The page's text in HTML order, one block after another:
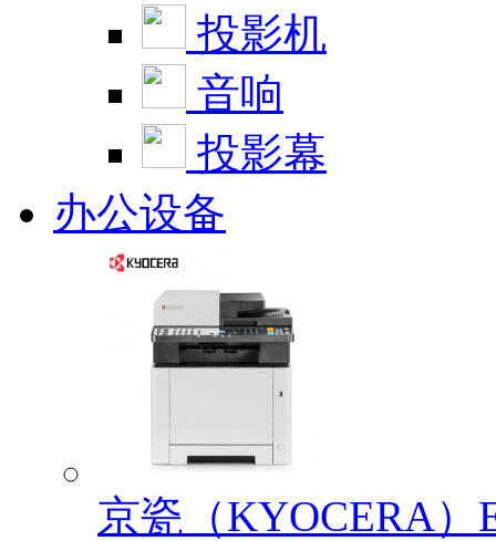
投影机
音响
投影幕
办公设备
京瓷（KYOCERA）